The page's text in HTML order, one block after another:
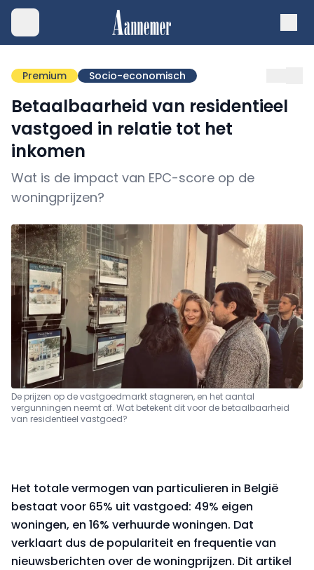
Premium Socio-economisch
Betaalbaarheid van residentieel
vastgoed in relatie tot het
inkomen
Wat is de impact van EPC-score op de
woningprijzen?
De prijzen op de vastgoedmarkt stagneren, en het aantal
vergunningen neemt af. Wat betekent dit voor de betaalbaarheid
van residentieel vastgoed?
Het totale vermogen van particulieren in België
bestaat voor 65% uit vastgoed: 49% eigen
woningen, en 16% verhuurde woningen. Dat
verklaart dus de populariteit en frequentie van
nieuwsberichten over de woningprijzen. Dit artikel